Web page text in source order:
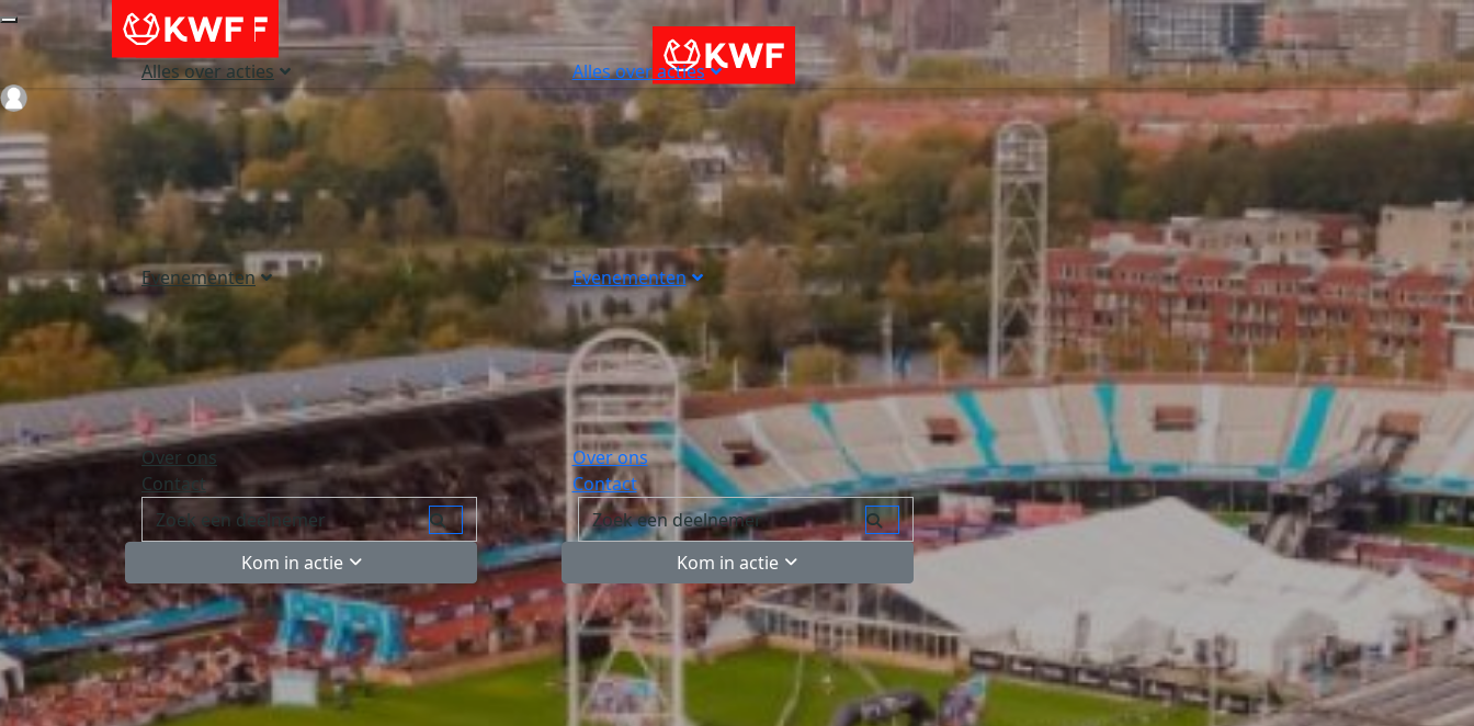
Alles over acties
Evenementen
Over ons
Contact
Kom in actie
Alles over acties
Evenementen
Over ons
Contact
Kom in actie
Login